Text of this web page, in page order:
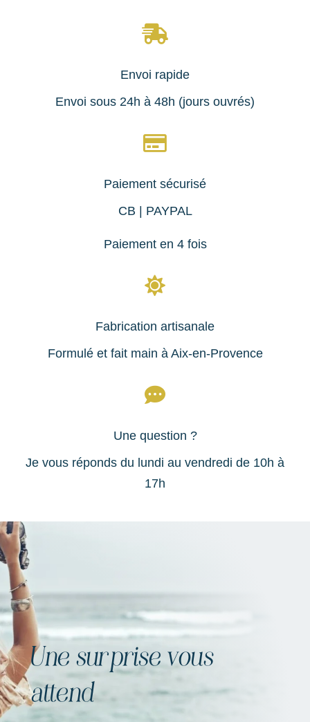

Envoi rapide
Envoi sous 24h à 48h (jours ouvrés)

Paiement sécurisé
CB | PAYPAL
Paiement en 4 fois

Fabrication artisanale
Formulé et fait main à Aix-en-Provence

Une question ?
Je vous réponds du lundi au vendredi de 10h à
17h
Une surprise vous
attend